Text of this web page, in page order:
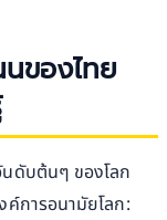
ของไทย
ดับต้นๆ ของโลก
การอนามัยโลก: